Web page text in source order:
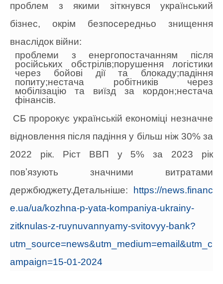
проблем з якими зіткнувся український
бізнес, окрім безпосередньо знищення
внаслідок війни:
проблеми з енергопостачанням після
російських обстрілів;порушення логістики
через бойові дії та блокаду;падіння
попиту;нестача робітників через
мобілізацію та виїзд за кордон;нестача
фінансів.
СБ пророкує українській економіці незначне
відновлення після падіння у більш ніж 30% за
2022 рік. Ріст ВВП у 5% за 2023 рік
повʼязують значними витратами
держбюджету.Детальніше:
https://news.financ
e.ua/ua/kozhna-p-yata-kompaniya-ukrainy-
zitknulas-z-ruynuvannyamy-svitovyy-bank?
utm_source=news&utm_medium=email&utm_c
ampaign=15-01-2024